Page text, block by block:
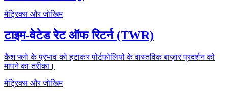
मेट्रिक्स और जोखिम
टाइम-वेटेड रेट ऑफ रिटर्न (TWR)
कैश फ्लो के प्रभाव को हटाकर पोर्टफोलियो के वास्तविक बाज़ार प्रदर्शन को
मापने का तरीका।
मेट्रिक्स और जोखिम